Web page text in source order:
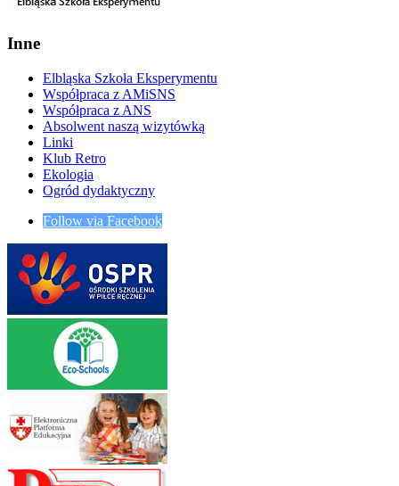
Inne
Elbląska Szkoła Eksperymentu
Współpraca z AMiSNS
Współpraca z ANS
Absolwent naszą wizytówką
Linki
Klub Retro
Ekologia
Ogród dydaktyczny
Follow via Facebook